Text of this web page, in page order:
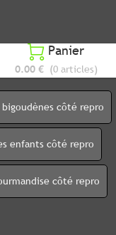
 Panier
0.00 € (0 articles)
bigoudènes côté repro
enfants côté repro
côté repro